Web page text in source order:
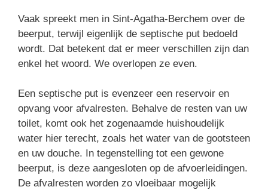
Vaak spreekt men in Sint-Agatha-Berchem over de
beerput, terwijl eigenlijk de septische put bedoeld
wordt. Dat betekent dat er meer verschillen zijn dan
enkel het woord. We overlopen ze even.
Een septische put is evenzeer een reservoir en
opvang voor afvalresten. Behalve de resten van uw
toilet, komt ook het zogenaamde huishoudelijk
water hier terecht, zoals het water van de gootsteen
en uw douche. In tegenstelling tot een gewone
beerput, is deze aangesloten op de afvoerleidingen.
De afvalresten worden zo vloeibaar mogelijk